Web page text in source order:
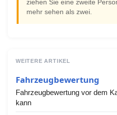
ziehen Sie eine zweite
mehr sehen als zwei.
WEITERE ARTIKEL
Fahrzeugbewertung
Fahrzeugbewertung vor dem
kann